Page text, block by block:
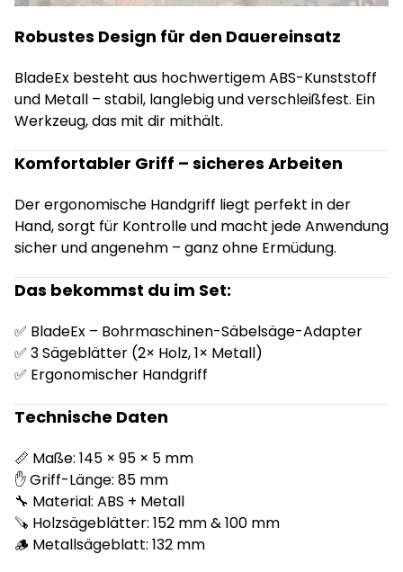
Robustes Design für den Dauereinsatz
BladeEx besteht aus hochwertigem ABS-Kunststoff
und Metall – stabil, langlebig und verschleißfest. Ein
Werkzeug, das mit dir mithält.
Komfortabler Griff – sicheres Arbeiten
Der ergonomische Handgriff liegt perfekt in der
Hand, sorgt für Kontrolle und macht jede Anwendung
sicher und angenehm – ganz ohne Ermüdung.
Das bekommst du im Set:
✅ BladeEx – Bohrmaschinen-Säbelsäge-Adapter
✅ 3 Sägeblätter (2× Holz, 1× Metall)
✅ Ergonomischer Handgriff
Technische Daten
📏 Maße: 145 × 95 × 5 mm
✋ Griff-Länge: 85 mm
🔧 Material: ABS + Metall
🪚 Holzsägeblätter: 152 mm & 100 mm
🪵 Metallsägeblatt: 132 mm